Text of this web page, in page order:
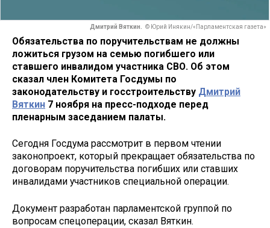
Дмитрий Вяткин. © Юрий Инякин/«Парламентская газета»
Обязательства по поручительствам не должны
ложиться грузом на семью погибшего или
ставшего инвалидом участника СВО. Об этом
сказал член Комитета Госдумы по
законодательству и госстроительству Дмитрий
Вяткин 7 ноября на пресс-подходе перед
пленарным заседанием палаты.
Сегодня Госдума рассмотрит в первом чтении
законопроект, который прекращает обязательства по
договорам поручительства погибших или ставших
инвалидами участников специальной операции.
Документ разработан парламентской группой по
вопросам спецоперации, сказал Вяткин.